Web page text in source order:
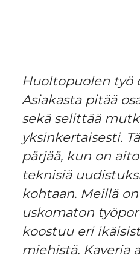
Huoltopuolen työ
Asiakasta pitää
sekä selittää
yksinkertaisesti.
pärjää, kun on
teknisiä
kohtaan. Meillä
uskomaton
koostuu eri
miehistä. Kaveria